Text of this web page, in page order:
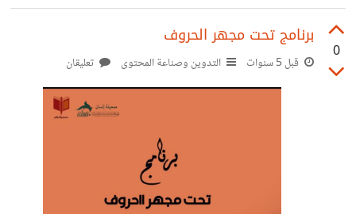
0
برنامج تحت مجهر الحروف
قبل 5 سنوات التدوين وصناعة المحتوى تعليقان